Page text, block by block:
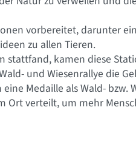
vorbereitet, darunter
zu allen Tieren.
stattfand, kamen diese
und Wiesenrallye die
Medaille als Wald- bzw.
Ort verteilt, um mehr